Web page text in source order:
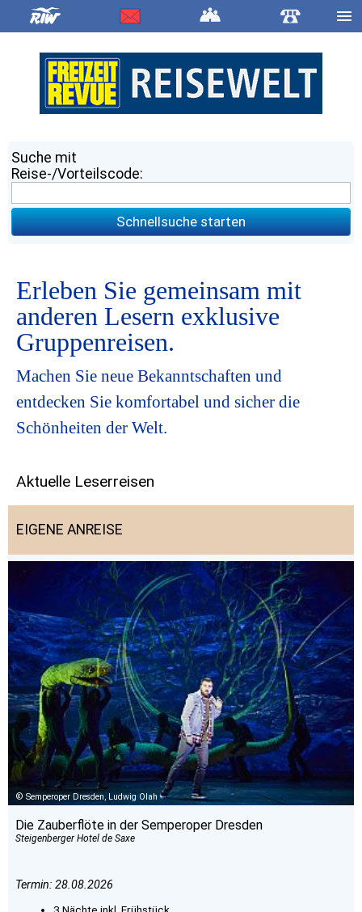
Suche mit
Reise-/Vorteilscode:
Schnellsuche starten
Erleben Sie gemeinsam mit
anderen Lesern exklusive
Gruppenreisen.
Machen Sie neue Bekanntschaften und
entdecken Sie komfortabel und sicher die
Schönheiten der Welt.
Aktuelle Leserreisen
EIGENE ANREISE
Semperoper Dresden, Ludwig Olah
Die Zauberflöte in der Semperoper Dresden
Steigenberger Hotel de Saxe
Termin: 28.08.2026